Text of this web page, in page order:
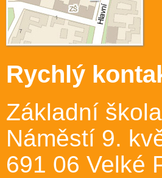
Rychlý
Základní
Náměstí 9.
691 06 Velké